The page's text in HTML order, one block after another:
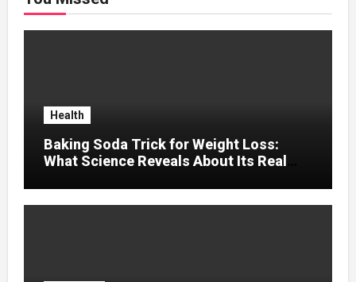
Health
Baking Soda Trick for Weight Loss:
What Science Reveals About Its Real